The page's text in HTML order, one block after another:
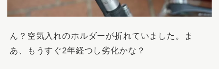
ん？空気入れのホルダーが折れていました。ま
あ、もうすぐ2年経つし劣化かな？